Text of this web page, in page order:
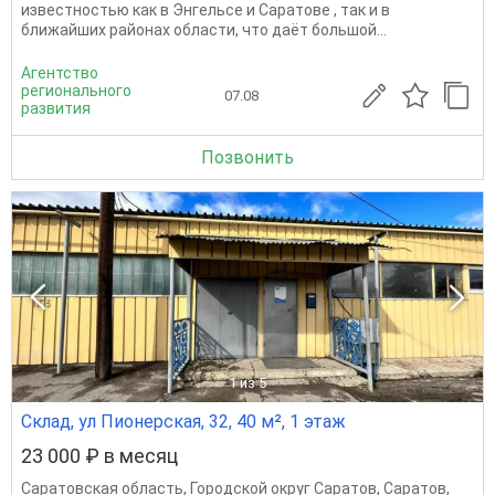
известностью как в Энгельсе и Саратове , так и в
ближайших районах области, что даёт большой...
Агентство
регионального
развития
07.08
Позвонить
1 из 5
Склад, ул Пионерская, 32, 40 м², 1 этаж
23 000 ₽ в месяц
Саратовская область, Городской округ Саратов, Саратов,